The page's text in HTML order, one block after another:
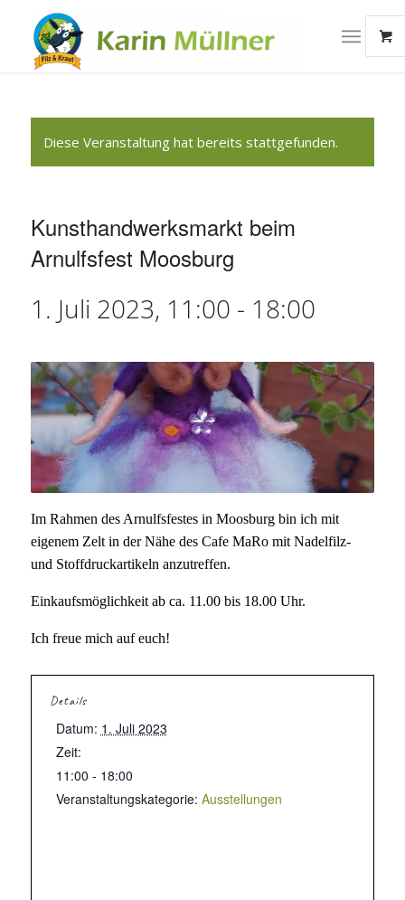
Diese Veranstaltung hat bereits stattgefunden.
Kunsthandwerksmarkt beim
Arnulfsfest Moosburg
1. Juli 2023, 11:00 - 18:00
Im Rahmen des Arnulfsfestes in Moosburg bin ich mit
eigenem Zelt in der Nähe des Cafe MaRo mit Nadelfilz-
und Stoffdruckartikeln anzutreffen.
Einkaufsmöglichkeit ab ca. 11.00 bis 18.00 Uhr.
Ich freue mich auf euch!
Details
Datum: 1. Juli 2023
Zeit:
11:00 - 18:00
Veranstaltungskategorie: Ausstellungen